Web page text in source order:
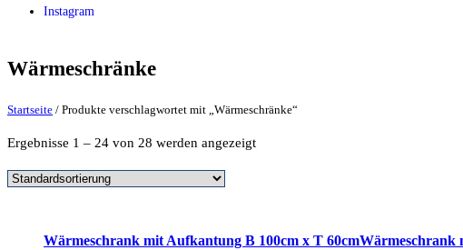
Instagram
Wärmeschränke
Startseite / Produkte verschlagwortet mit „Wärmeschränke“
Ergebnisse 1 – 24 von 28 werden angezeigt
Wärmeschrank mit Aufkantung B 100cm x T 60cmWärmeschrank